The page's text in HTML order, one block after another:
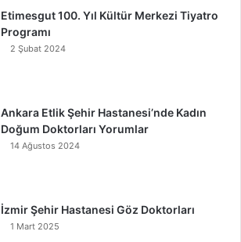
Etimesgut 100. Yıl Kültür Merkezi Tiyatro
Programı
2 Şubat 2024
Ankara Etlik Şehir Hastanesi’nde Kadın
Doğum Doktorları Yorumlar
14 Ağustos 2024
İzmir Şehir Hastanesi Göz Doktorları
1 Mart 2025